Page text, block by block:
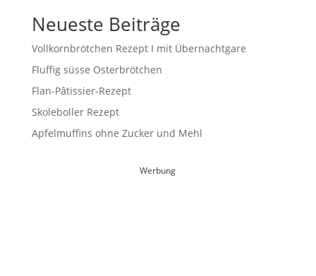
Neueste Beiträge
Vollkornbrötchen Rezept I mit Übernachtgare
Fluffig süsse Osterbrötchen
Flan-Pâtissier-Rezept
Skoleboller Rezept
Apfelmuffins ohne Zucker und Mehl
Werbung